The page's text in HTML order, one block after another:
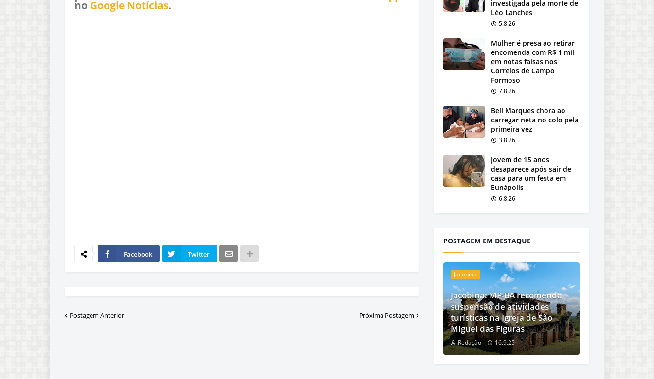
no Google Notícias.
Facebook Twitter
Postagem Anterior Próxima Postagem
investigada pela morte de
Léo Lanches
5.8.26
Mulher é presa ao retirar
encomenda com R$ 1 mil
em notas falsas nos
Correios de Campo
Formoso
7.8.26
Bell Marques chora ao
carregar neta no colo pela
primeira vez
3.8.26
Jovem de 15 anos
desaparece após sair de
casa para um festa em
Eunápolis
6.8.26
POSTAGEM EM DESTAQUE
Jacobina
Jacobina: MP-BA recomenda
suspensão de atividades
turísticas na Igreja de São
Miguel das Figuras
Redação 16.9.25